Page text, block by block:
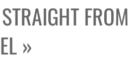
FROM
»